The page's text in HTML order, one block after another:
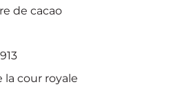
de cacao
la cour royale